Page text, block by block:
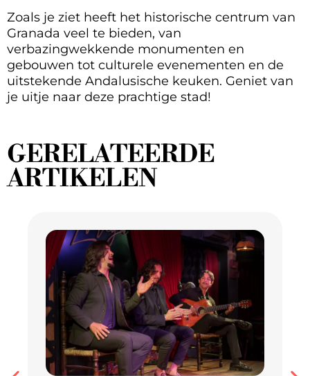
Zoals je ziet heeft het historische centrum van
Granada veel te bieden, van
verbazingwekkende monumenten en
gebouwen tot culturele evenementen en de
uitstekende Andalusische keuken. Geniet van
je uitje naar deze prachtige stad!
GERELATEERDE
ARTIKELEN